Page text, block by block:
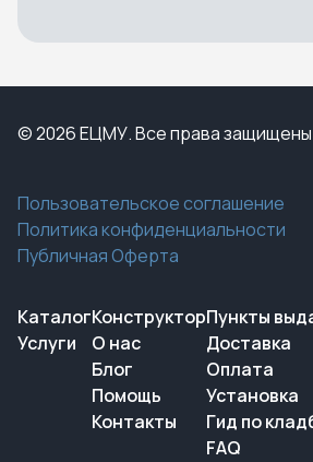
© 2026 ЕЦМУ. Все права
Пользовательское соглашение
Политика конфиденциальности
Публичная Оферта
Каталог
Услуги
Конструктор
О нас
Блог
Помощь
Контакты
Пункты
Доставка
Оплата
Установка
Гид по
FAQ